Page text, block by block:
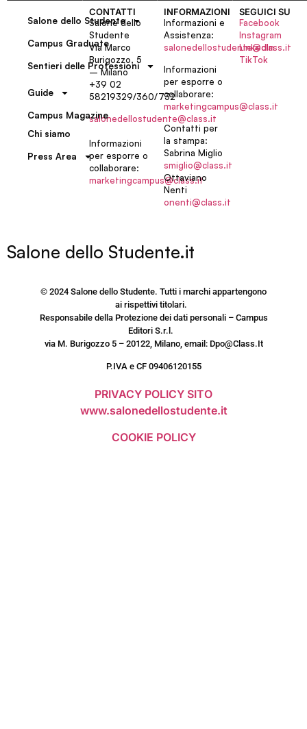
Salone dello Studente
Campus Graduate
Sentieri delle Professioni
Guide
Campus Magazine
Chi siamo
Press Area
CONTATTI
Salone dello
Studente
Via Marco
Burigozzo, 5
– Milano
+39 02
58219329/360/732
salonedellostudente@class.it
Informazioni
per esporre o
collaborare:
marketingcampus@class.it
INFORMAZIONI
Informazioni e
Assistenza:
salonedellostudente@class.it
Informazioni
per esporre o
collaborare:
marketingcampus@class.it
Contatti per
la stampa:
Sabrina Miglio
smiglio@class.it
Ottaviano
Nenti
onenti@class.it
SEGUICI SU
Facebook
Instagram
LinkedIn
TikTok
Salone dello Studente.it
© 2024 Salone dello Studente. Tutti i marchi appartengono
ai rispettivi titolari.
Responsabile della Protezione dei dati personali – Campus
Editori S.r.l.
via M. Burigozzo 5 – 20122, Milano, email: Dpo@Class.It
P.IVA e CF 09406120155
PRIVACY POLICY SITO
www.salonedellostudente.it
COOKIE POLICY